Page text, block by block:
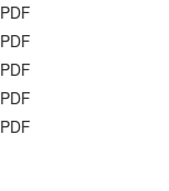
PDF
PDF
PDF
PDF
PDF